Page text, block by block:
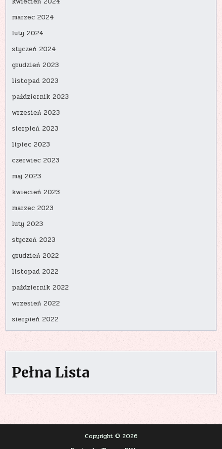
marzec 2024
luty 2024
styczeń 2024
grudzień 2023
listopad 2023
październik 2023
wrzesień 2023
sierpień 2023
lipiec 2023
czerwiec 2023
maj 2023
kwiecień 2023
marzec 2023
luty 2023
styczeń 2023
grudzień 2022
listopad 2022
październik 2022
wrzesień 2022
sierpień 2022
Pełna Lista
Copyright © 2026